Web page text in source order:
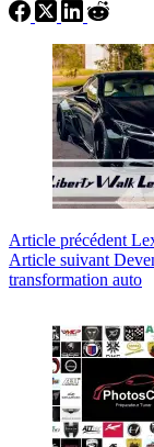
Article précédent
Article suivant
transformation auto